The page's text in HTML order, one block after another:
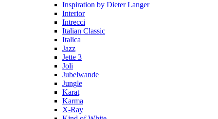
Inspiration by Dieter Langer
Interior
Intrecci
Italian Classic
Italica
Jazz
Jette 3
Joli
Jubelwande
Jungle
Karat
Karma
Х-Ray